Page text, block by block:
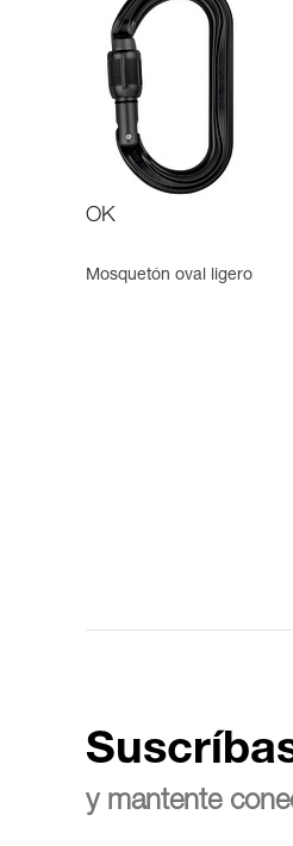
OK
Mosquetón oval ligero
y mantente